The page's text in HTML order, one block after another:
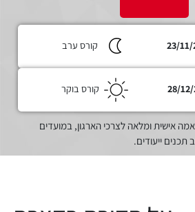
קורס ערב
קורס בוקר
אישית ומלאה לצרכי הארגון, במועדים
תכנים ייעודים.